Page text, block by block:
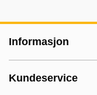
Informasjon
Kundeservice